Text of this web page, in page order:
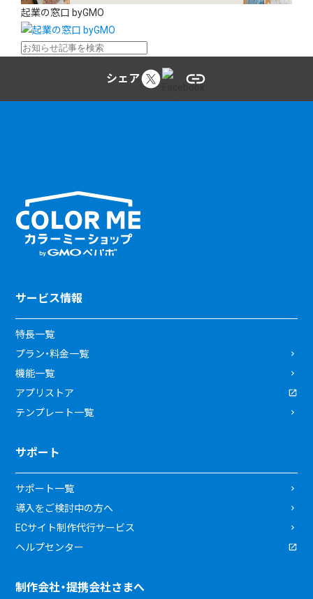
起業の窓口 byGMO
シェア
サービス情報
特長一覧
プラン・料金一覧
機能一覧
アプリストア
テンプレート一覧
サポート
サポート一覧
導入をご検討中の方へ
ECサイト制作代行サービス
ヘルプセンター
制作会社・提携会社さまへ